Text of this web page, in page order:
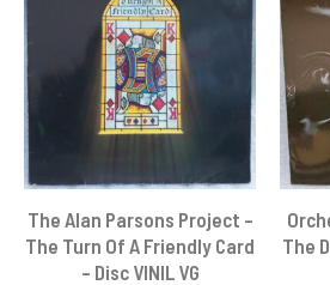
The Alan Parsons Project –
The Turn Of A Friendly Card
– Disc VINIL VG
The